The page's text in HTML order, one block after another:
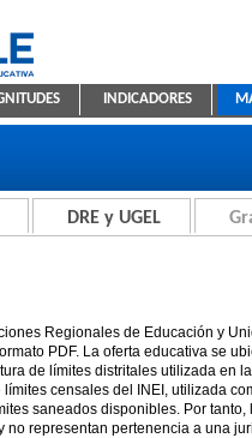
Educativa
UGEL INDICADORES
DRE y UGEL
Regionales de Educación y
PDF. La oferta educativa se
de límites distritales utilizada en
censales del INEI, utilizada
saneados disponibles. Por
no representan pertenencia a una